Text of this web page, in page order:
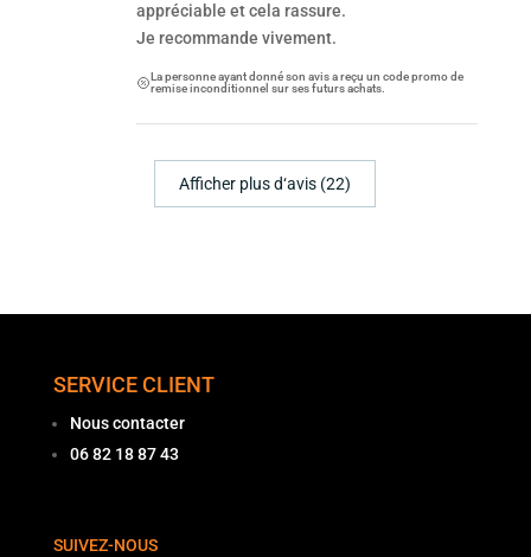
appréciable et cela rassure.
Je recommande vivement.
La personne ayant donné son avis a reçu un code promo de
remise inconditionnel sur ses futurs achats.
Afficher plus d‘avis (22)
SERVICE CLIENT
Nous contacter
06 82 18 87 43
SUIVEZ-NOUS